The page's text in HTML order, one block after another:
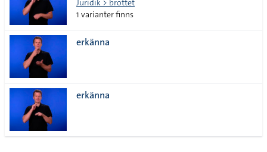
lista
Juridik > brottet
1 varianter finns
erkänna
erkänna